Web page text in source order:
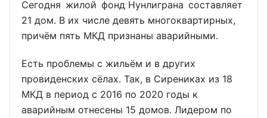
Сегодня жилой фонд Нунлиграна составляет
21 дом. В их числе девять многоквартирных,
причём пять МКД признаны аварийными.
Есть проблемы с жильём и в других
провиденских сёлах. Так, в Сирениках из 18
МКД в период с 2016 по 2020 годы к
аварийным отнесены 15 домов. Лидером по